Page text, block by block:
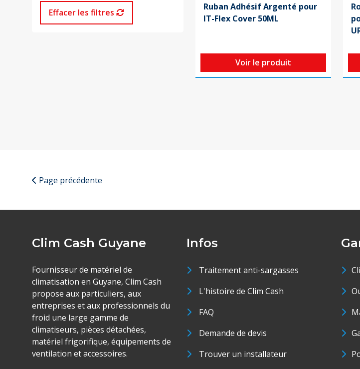
Effacer les filtres
Ruban Adhésif Argenté pour
IT-Flex Cover 50ML
Voir le produit
Page précédente
Clim Cash Guyane
Fournisseur de matériel de
climatisation en Guyane, Clim Cash
propose aux particuliers, aux
entreprises et aux professionnels du
froid une large gamme de
climatiseurs, pièces détachées,
matériel frigorifique, équipements de
ventilation et accessoires.
Infos
Traitement anti-sargasses
L'histoire de Clim Cash
FAQ
Demande de devis
Trouver un installateur